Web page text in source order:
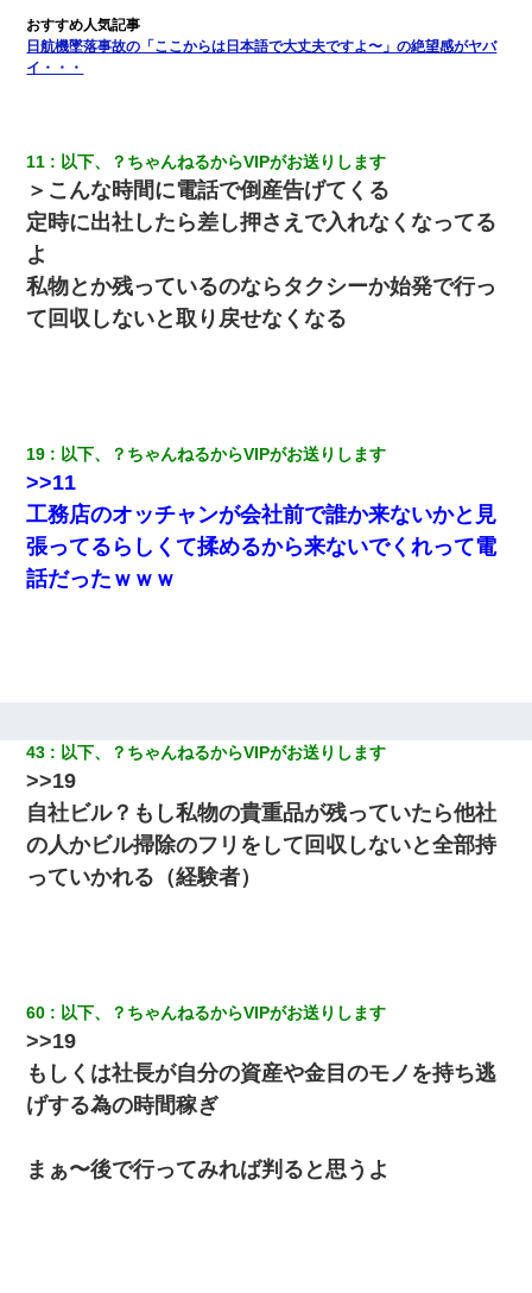
元旦那から復縁要請。息子「最新型のiPhoneも買えない貧乏は嫌
妊娠中に「おいこのブタ女！てめー席譲れ！」と絡まれ腹を殴る
真似された。泣きながら夫に話すと一年後に…
ホテルに泊まったんだけど従業員が最悪だった。折角の旅行で何
故私が怒鳴られなきゃいけなかったのだ
【画像】女の子「お母さん！！私ようやくファッションモデルに
17年飼っていた犬が亡くなった。鼻水垂らし嗚咽する私に、猫が
近づいて頭突きをしてきて…
【画像】女上司(30)「終電なくなったね…部屋くる？」ワイ「行
きます！」
し…)うちの子ではないので迎えに行きません」→息子を名乗って
た人物の正体が判明するも・・・
小2の頃、妹と昼寝してたら家が火事になってて気づくと逃げ場が
なかった。妹を抱き締めて「ﾀﾋんじゃうよ」って泣いてたら…
9月に付き合い始めたけどこの、この人と結婚はないわと判断して
別れた。その元彼が交通事故で重体になっているらしく…
宅飲みで女友達の乳を見てしまった・・・
見てから実家を出た。それから15年、妹が弟の子を妊娠したらし
くもう堕胎できない月なんだと母から連絡がきた…｜生活｜ワロ
日航機墜落事故の「ここからは日本語で大丈夫ですよ〜」の絶望感がヤバ
イ・・・
11 以下、？ちゃんねるからVIPがお送りします
＞こんな時間に電話で倒産告げてくる
定時に出社したら差し押さえで入れなくなってる
よ
私物とか残っているのならタクシーか始発で行っ
て回収しないと取り戻せなくなる
19 以下、？ちゃんねるからVIPがお送りします
>>11
工務店のオッチャンが会社前で誰か来ないかと見
張ってるらしくて揉めるから来ないでくれって電
話だったｗｗｗ
43 以下、？ちゃんねるからVIPがお送りします
>>19
自社ビル？もし私物の貴重品が残っていたら他社
の人かビル掃除のフリをして回収しないと全部持
っていかれる（経験者）
60 以下、？ちゃんねるからVIPがお送りします
>>19
もしくは社長が自分の資産や金目のモノを持ち逃
げする為の時間稼ぎ
まぁ〜後で行ってみれば判ると思うよ